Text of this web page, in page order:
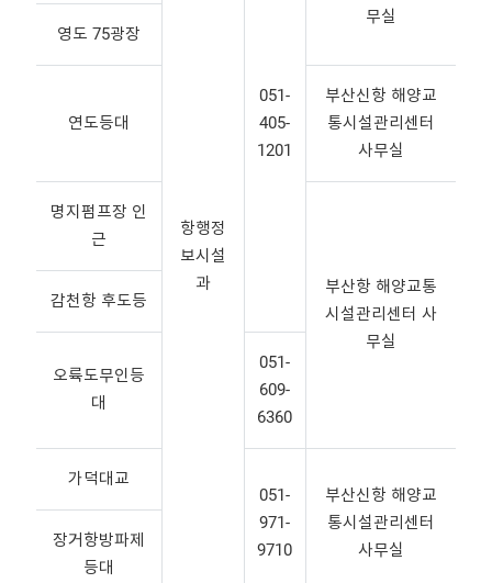
항행정
보시설
과
051-
405-
1201
무실
영도 75광장
연도등대
부산신항 해양교
통시설관리센터
사무실
명지펌프장 인
근
부산항 해양교통
시설관리센터 사
무실
감천항 후도등
오륙도무인등
대
051-
609-
6360
가덕대교
051-
971-
9710
부산신항 해양교
통시설관리센터
사무실
장거항방파제
등대